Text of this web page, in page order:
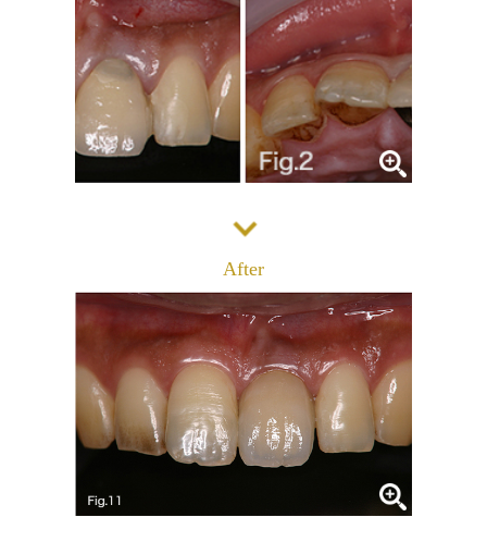
番町オフィス
医院紹介
アクセス
新しい審美歯科
ホワイトニング
症例集
インプラント/骨増生
よくある質問
症例集
歯列矯正/インビザライン
矯正治療とは？
こんな症状が出たら
症例集
サポート
After